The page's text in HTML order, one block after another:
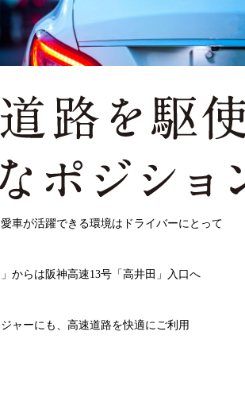
愛車が活躍できる環境は ドライバーにとって
からは 阪神高速13号 「高井田」入口へ
ャーにも、 高速道路を快適に ご利用